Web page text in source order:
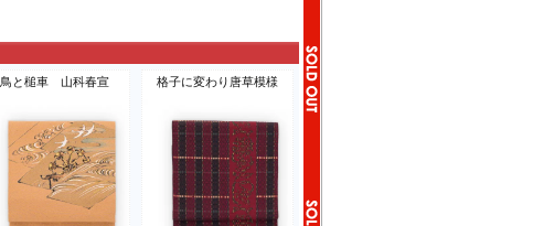
鳥と槌車 山科春宣 格子に変わり唐草模様